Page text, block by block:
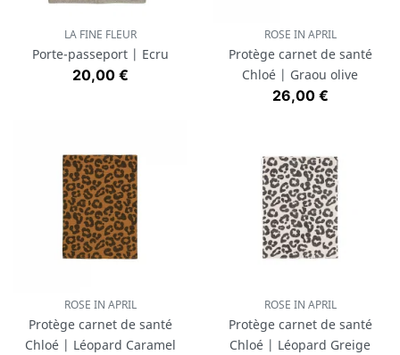
LA FINE FLEUR
Porte-passeport | Ecru
Prix
20,00 €
ROSE IN APRIL
Protège carnet de santé
Chloé | Graou olive
Prix
26,00 €
ROSE IN APRIL
Protège carnet de santé
Chloé | Léopard Caramel
ROSE IN APRIL
Protège carnet de santé
Chloé | Léopard Greige